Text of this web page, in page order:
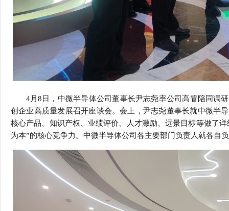
4月8 日，中微半导体公司董事长尹志尧率公司高管陪同调
创企业高质量发展召开座谈会。会上，尹志尧董事长就中微半
核心产品、知识产权、业绩评价、人才激励、远景目标等做了
为本”的核心竞争力。中微半导体公司各主要部门负责人就各自